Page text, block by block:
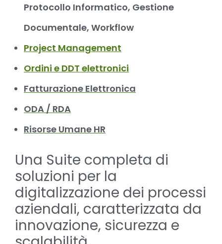
Protocollo Informatico, Gestione
Documentale, Workflow
Project Management
Ordini e DDT elettronici
Fatturazione Elettronica
ODA / RDA
Risorse Umane HR
Una Suite completa di
soluzioni per la
digitalizzazione dei processi
aziendali, caratterizzata da
innovazione, sicurezza e